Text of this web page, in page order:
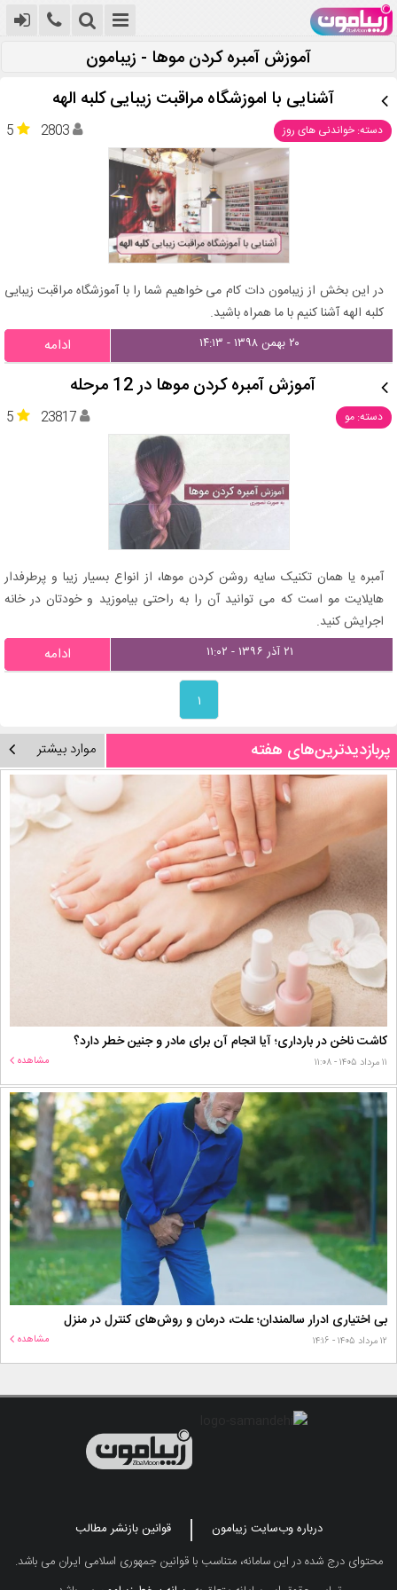
آموزش آمبره کردن موها - زیبامون
آشنایی با اموزشگاه مراقبت زیبایی کلبه الهه
دسته: خواندنی های روز 5 2803
در این بخش از زیبامون دات کام می خواهیم شما را با آموزشگاه مراقبت زیبایی
کلبه الهه آشنا کنیم با ما همراه باشید.
۲۰ بهمن ۱۳۹۸ - ۱۴:۱۳ ادامه
آموزش آمبره کردن موها در 12 مرحله
دسته: مو 5 23817
آمبره یا همان تکنیک سایه روشن کردن موها، از انواع بسیار زیبا و پرطرفدار
هایلایت مو است که می توانید آن را به راحتی بیاموزید و خودتان در خانه
اجرایش کنید.
۲۱ آذر ۱۳۹۶ - ۱۱:۰۲ ادامه
۱
پربازدیدترین‌های هفته موارد بیشتر
کاشت ناخن در بارداری؛ آیا انجام آن برای مادر و جنین خطر دارد؟
۱۱ مرداد ۱۴۰۵ - ۱۱:۰۸ مشاهده
بی اختیاری ادرار سالمندان؛ علت، درمان و روش‌های کنترل در منزل
۱۲ مرداد ۱۴۰۵ - ۱۴:۱۶ مشاهده
درباره وب‌سایت زیبامون
قوانین بازنشر مطالب
محتوای درج شده در این سامانه، متناسب با قوانین جمهوری اسلامی ایران می باشد.